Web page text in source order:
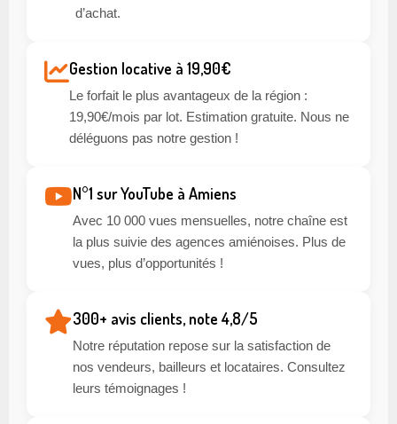
d’achat.
Gestion locative à 19,90€
Le forfait le plus avantageux de la région :
19,90€/mois par lot. Estimation gratuite. Nous ne
déléguons pas notre gestion !
N°1 sur YouTube à Amiens
Avec 10 000 vues mensuelles, notre chaîne est
la plus suivie des agences amiénoises. Plus de
vues, plus d’opportunités !
300+ avis clients, note 4,8/5
Notre réputation repose sur la satisfaction de
nos vendeurs, bailleurs et locataires. Consultez
leurs témoignages !